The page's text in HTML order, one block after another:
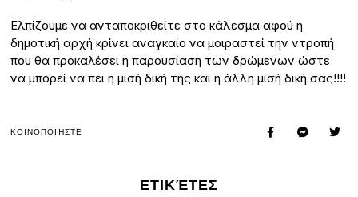
Ελπίζουμε να ανταποκριθείτε στο κάλεσμα αφού η
δημοτική αρχή κρίνει αναγκαίο να μοιραστεί την ντροπή
που θα προκαλέσει η παρουσίαση των δρώμενων ώστε
να μπορεί να πει η μισή δική της και η άλλη μισή δική σας!!!!
ΚΟΙΝΟΠΟΙΉΣΤΕ
ΕΤΙΚΈΤΕΣ